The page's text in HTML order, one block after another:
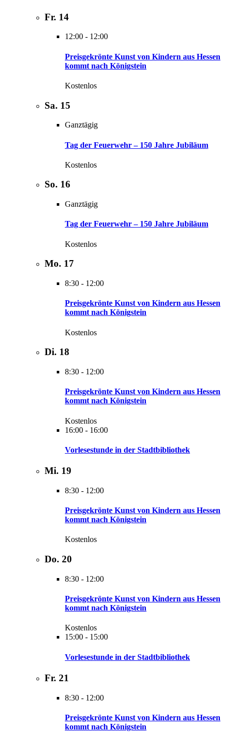
Fr. 14
12:00 - 12:00
Preisgekrönte Kunst von Kindern aus Hessen
kommt nach Königstein
Kostenlos
Sa. 15
Ganztägig
Tag der Feuerwehr – 150 Jahre Jubiläum
Kostenlos
So. 16
Ganztägig
Tag der Feuerwehr – 150 Jahre Jubiläum
Kostenlos
Mo. 17
8:30 - 12:00
Preisgekrönte Kunst von Kindern aus Hessen
kommt nach Königstein
Kostenlos
Di. 18
8:30 - 12:00
Preisgekrönte Kunst von Kindern aus Hessen
kommt nach Königstein
Kostenlos
16:00 - 16:00
Vorlesestunde in der Stadtbibliothek
Mi. 19
8:30 - 12:00
Preisgekrönte Kunst von Kindern aus Hessen
kommt nach Königstein
Kostenlos
Do. 20
8:30 - 12:00
Preisgekrönte Kunst von Kindern aus Hessen
kommt nach Königstein
Kostenlos
15:00 - 15:00
Vorlesestunde in der Stadtbibliothek
Fr. 21
8:30 - 12:00
Preisgekrönte Kunst von Kindern aus Hessen
kommt nach Königstein